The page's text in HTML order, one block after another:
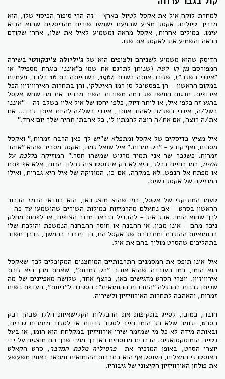
למחרת לוקח איל את אקסל לטיול בארץ - זה הרי סיפור הכיסוי שלו, הוא
מדריך טיולים. אקסל מציע שהפעם ישמעו שירים מהדיסקים שהוא הביא
עימו. במילים אחרות, אקסל מראה ומשמיע לאיל את שלו, אחרי שקודם
הראה והשמיע איל לאקסל את שלו.
הדיסק שהוא משמיע לשניהם ולצופים הוא של ג'יליולה צ'ינקווטי בשירה
המפורסםנון הו לטה (שניתן לתרגם את שמו כ"אינני בוגרת מספיק" או
"אינני בשלה"), שזיכה אותה בשנת 1964, כשהייתה בת 16 בלבד, פעמיים
במקום הראשון - הן בפסטיבל סן רמו האיטלקי, והן בתחרות האירוויזיון הכל
אירופית. תרגום חופשי של כמה משורות השיר מבהיר את מה שחש אקסל
ברגע זה כלפי איל, או ליתר דיוק, כלפי יחסו של איל אליו בשלב זה - "אינני
בשל/ה, אינני בשל/ה לאהוב אותך, אינני בשל/ה להיות איתך לבד... אם
את/ה רוצה, אם את/ה רוצה להמתין לי, כל אהבתי תהיה שלך יום אחד."
איל מציץ בדיסקים של אקסל ומתפלא ש"יש לך כאן הרבה זמרות," ואקסל
מסכים, ואף קובע - "רק זמרות." איל שואל למה, ואקסל מסביר שהוא "אוהב
זמרות. כשגבר שר אני תמיד מרגיש שמשהו חסר." המוזיקה בללכת על
המים, כמו בחיים בכלל, היא לא רק אילוסטרציה להלוך הרוח, אלא אף פתח
או מפתח אל הנפש. לא במקרה, אם כן, המוזיקה של איל היא גברית, ואילו
המוזיקה של אקסל נשית.
טעמו המוזיקלי של אקסל, כפי שהוא מוצג כאן, הוא בוודאי הרמז הברור
הראשון בסרט - אם נתעלם מהרמיזות במילות השירים שהושמעו עד כה -
לכך שהוא הומו. אבל איל - להבדיל כנראה מרוב הצופים, או לפחות מחלק
ניכר מהם - אינו מבין. אי ההבנה או חוסר ההבחנה הנמשכת והולכת שלו
בהומואיות ההולכת ומתבררת של אקסל הם, כך יתברר בהמשך, נדבך חשוב
בתהליכים שהסרט מוליך בהם את איל.
איל אינו תופס את המסמנים התרבותיים המוחצנים המקובלים לכך שאקסל
הוא הומו, כמו העובדה שהוא אוהב "רק זמרות", שאחת מהן היא זוכת
אירוויזיון. יוצרי הסרט מדגישים כאן, ברצף אחד, שלושה מאפיינים של מה
שניתן לכנות בהכללה "התרבות ההומואית": הסגידה ל"דיוות", העדפת נשים
זמרות, והאהבה לתחרות האירוויזיון ולשיריה.
חובה, כמובן, לסייג בתקיפות את ההכללות הקלישאיות הללו שבהן דבק
הסרט, ולומר שלא כל הומו חייב לסגוד לדיוות או לסלוד מזמרים גברים,
ובאותה מידה לא כל מי שמזמר שירי אירוויזיון במקלחת הוא הומו, או בעל
נטייה הומוסקסואלית. הדברים מנוסחים כאן כך מפני שכך הם מוצגים על ידי
יוצרי הסרט, באופן המזכיר אתפרסיליה מלכת המדבר , סרט הקאלט
האוסטרלי המצליח, העוסק אף הוא בתרבות ההומואית ומתאר באופן משעשע
את פולחן האירוויזיון הקיצוני של גיבוריו.